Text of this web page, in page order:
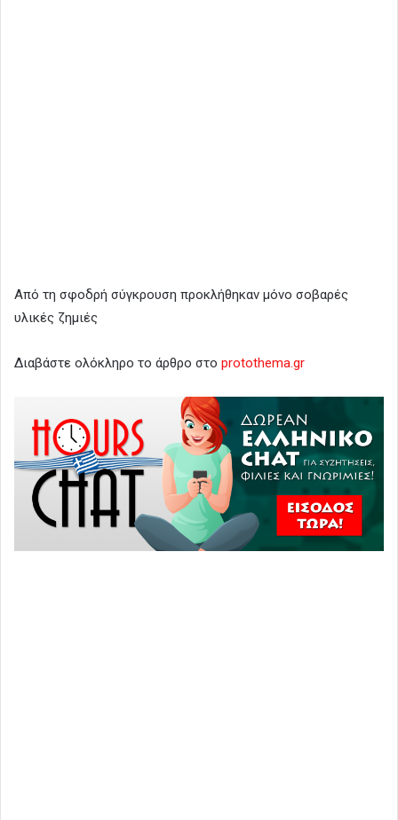
Από τη σφοδρή σύγκρουση προκλήθηκαν μόνο σοβαρές
υλικές ζημιές
Διαβάστε ολόκληρο το άρθρο στο protothema.gr